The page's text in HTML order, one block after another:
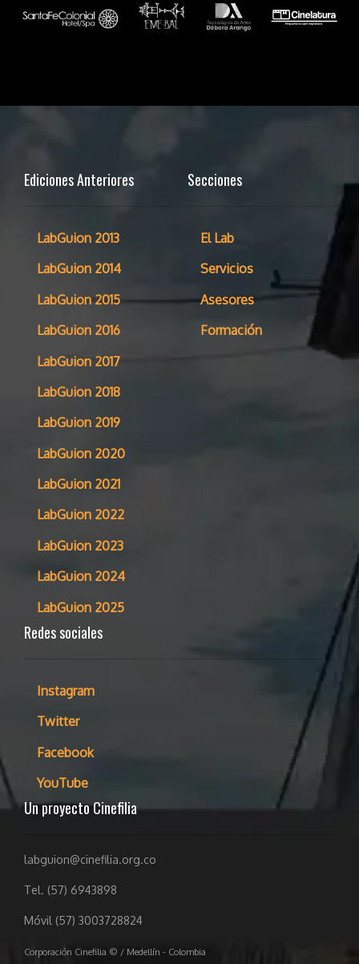
Ediciones Anteriores
LabGuion 2013
LabGuion 2014
LabGuion 2015
LabGuion 2016
LabGuion 2017
LabGuion 2018
LabGuion 2019
LabGuion 2020
LabGuion 2021
LabGuion 2022
LabGuion 2023
LabGuion 2024
LabGuion 2025
Secciones
El Lab
Servicios
Asesores
Formación
Redes sociales
Instagram
Twitter
Facebook
YouTube
Un proyecto Cinefilia
labguion@cinefilia.org.co
Tel. (57) 6943898
Móvil (57) 3003728824
Corporación Cinefilia © / Medellín - Colombia